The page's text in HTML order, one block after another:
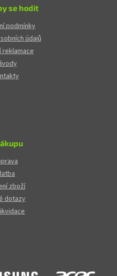
se hodit
podmínky
údajů
reklamace
zboží
dotazy